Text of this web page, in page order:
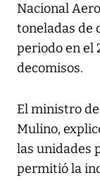
Nacional
toneladas de
periodo en el
decomisos.
El ministro de
Mulino,
las unidades
permitió la